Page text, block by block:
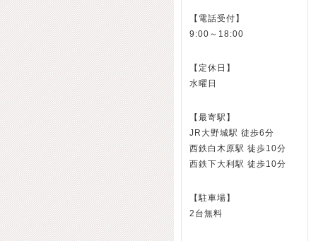
【電話受付】
9:00～18:00
【定休日】
水曜日
【最寄駅】
JR大野城駅 徒歩6分
西鉄白木原駅 徒歩10分
西鉄下大利駅 徒歩10分
【駐車場】
2台無料